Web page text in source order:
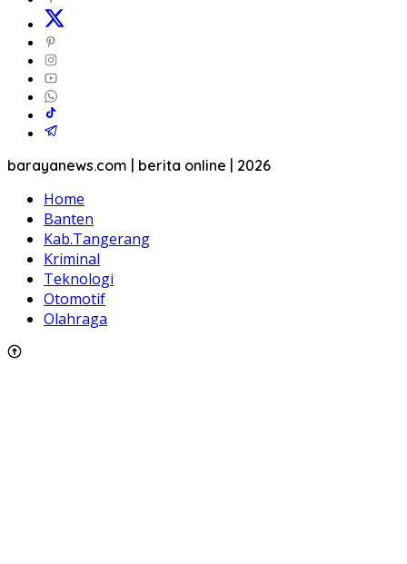
barayanews.com | berita online | 2026
Home
Banten
Kab.Tangerang
Kriminal
Teknologi
Otomotif
Olahraga